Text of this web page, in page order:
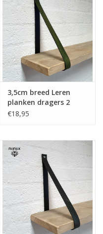
3,5cm breed Leren
planken dragers 2
stuks khaki
€18,95